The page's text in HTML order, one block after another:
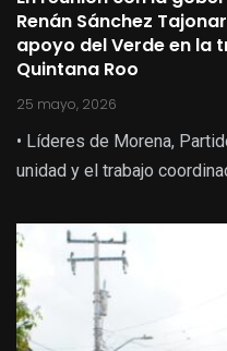
Renán Sánchez
apoyo del Verde en la
Quintana Roo
25 mayo, 2026
• Líderes de Morena,
unidad y el trabajo